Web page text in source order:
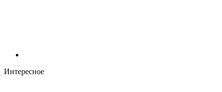
Интересное